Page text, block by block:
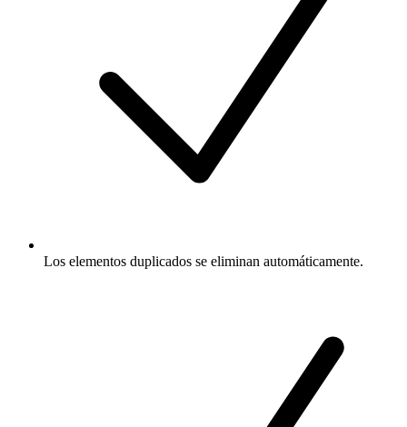
Los elementos duplicados se eliminan automáticamente.